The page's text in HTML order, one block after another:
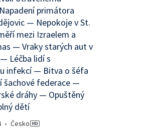
primátora
— Nepokoje v St.
mezi Izraelem a
— Vraky starých aut v
Léčba lidí s
infekcí — Bitva o šéfa
šachové federace —
dráhy — Opuštěný
dětí
• Česko